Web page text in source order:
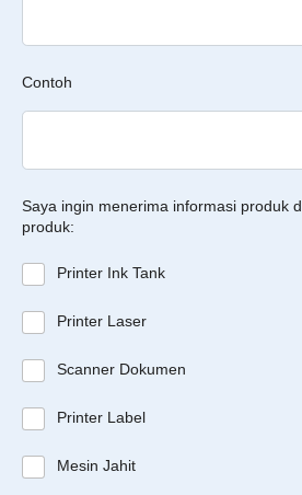
Contoh
Saya ingin menerima informasi produk
produk:
Printer Ink Tank
Printer Laser
Scanner Dokumen
Printer Label
Mesin Jahit